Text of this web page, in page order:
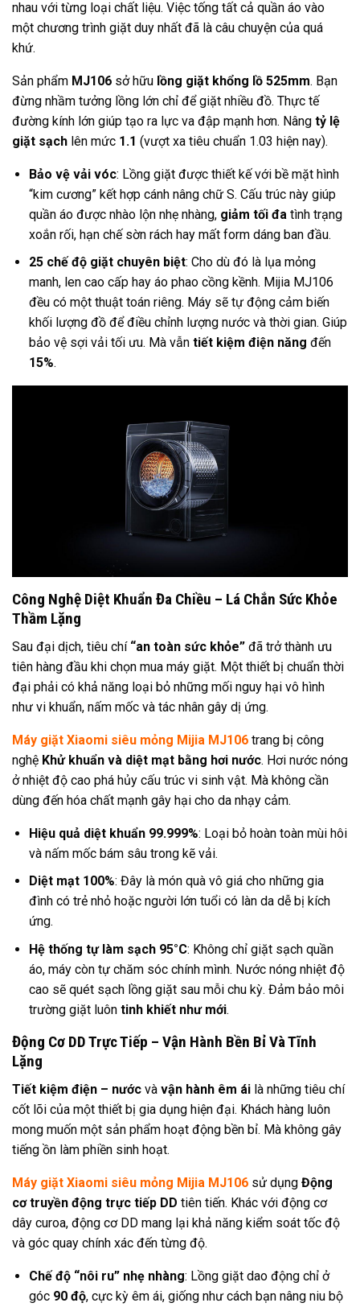
nhau với từng loại chất liệu. Việc tống tất cả quần áo vào
một chương trình giặt duy nhất đã là câu chuyện của quá
khứ.
Sản phẩm MJ106 sở hữu lồng giặt khổng lồ 525mm. Bạn
đừng nhầm tưởng lồng lớn chỉ để giặt nhiều đồ. Thực tế
đường kính lớn giúp tạo ra lực va đập mạnh hơn. Nâng tỷ lệ
giặt sạch lên mức 1.1 (vượt xa tiêu chuẩn 1.03 hiện nay).
Bảo vệ vải vóc: Lồng giặt được thiết kế với bề mặt hình
“kim cương” kết hợp cánh nâng chữ S. Cấu trúc này giúp
quần áo được nhào lộn nhẹ nhàng, giảm tối đatình trạng
xoắn rối, hạn chế sờn rách hay mất form dáng ban đầu.
25 chế độ giặt chuyên biệt: Cho dù đó là lụa mỏng
manh, len cao cấp hay áo phao cồng kềnh. Mijia MJ106
đều có một thuật toán riêng. Máy sẽ tự động cảm biến
khối lượng đồ để điều chỉnh lượng nước và thời gian. Giúp
bảo vệ sợi vải tối ưu. Mà vẫn tiết kiệm điện năng đến
15%.
Công Nghệ Diệt Khuẩn Đa Chiều – Lá Chắn Sức Khỏe
Thầm Lặng
Sau đại dịch, tiêu chí “an toàn sức khỏe” đã trở thành ưu
tiên hàng đầu khi chọn mua máy giặt. Một thiết bị chuẩn thời
đại phải có khả năng loại bỏ những mối nguy hại vô hình
như vi khuẩn, nấm mốc và tác nhân gây dị ứng.
Máy giặt Xiaomi siêu mỏng Mijia MJ106 trang bị công
nghệ Khử khuẩn và diệt mạt bằng hơi nước. Hơi nước nóng
ở nhiệt độ cao phá hủy cấu trúc vi sinh vật. Mà không cần
dùng đến hóa chất mạnh gây hại cho da nhạy cảm.
Hiệu quả diệt khuẩn 99.999%: Loại bỏ hoàn toàn mùi hôi
và nấm mốc bám sâu trong kẽ vải.
Diệt mạt 100%: Đây là món quà vô giá cho những gia
đình có trẻ nhỏ hoặc người lớn tuổi có làn da dễ bị kích
ứng.
Hệ thống tự làm sạch 95°C: Không chỉ giặt sạch quần
áo, máy còn tự chăm sóc chính mình. Nước nóng nhiệt độ
cao sẽ quét sạch lồng giặt sau mỗi chu kỳ. Đảm bảo môi
trường giặt luôn tinh khiết như mới.
Động Cơ DD Trực Tiếp – Vận Hành Bền Bỉ Và Tĩnh
Lặng
Tiết kiệm điện – nước và vận hành êm ái là những tiêu chí
cốt lõi của một thiết bị gia dụng hiện đại. Khách hàng luôn
mong muốn một sản phẩm hoạt động bền bỉ. Mà không gây
tiếng ồn làm phiền sinh hoạt.
Máy giặt Xiaomi siêu mỏng Mijia MJ106 sử dụng Động
cơ truyền động trực tiếp DD tiên tiến. Khác với động cơ
dây curoa, động cơ DD mang lại khả năng kiểm soát tốc độ
và góc quay chính xác đến từng độ.
Chế độ “nôi ru” nhẹ nhàng: Lồng giặt dao động chỉ ở
góc 90 độ, cực kỳ êm ái, giống như cách bạn nâng niu bộ